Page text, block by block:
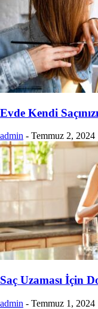
Evde Kendi
admin - Temmuz 2, 2024
Saç Uzaması İçin
admin - Temmuz 1, 2024